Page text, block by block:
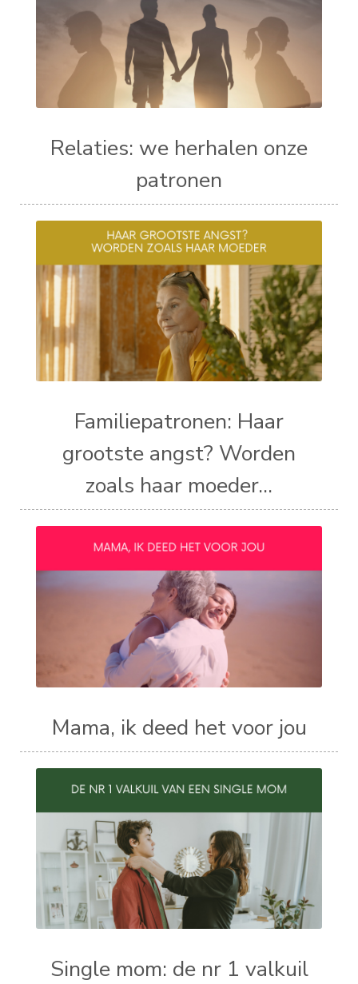
Relaties: we herhalen onze
patronen
Familiepatronen: Haar
grootste angst? Worden
zoals haar moeder...
Mama, ik deed het voor jou
Single mom: de nr 1 valkuil